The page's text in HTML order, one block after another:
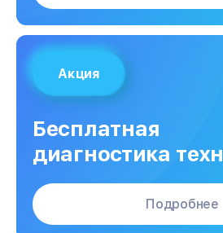
Акция
Бесплатная
диагностика
Подробнее